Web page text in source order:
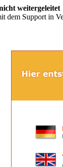
weitergeleitet
dem Support in